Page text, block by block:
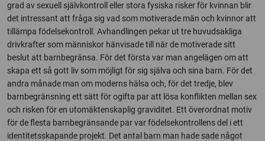
grad av sexuell självkontroll eller stora fysiska risker för kvinnan blir
det intressant att fråga sig vad som motiverade män och kvinnor att
tillämpa födelsekontroll. Avhandlingen pekar ut tre huvudsakliga
drivkrafter som människor hänvisade till när de motiverade sitt
beslut att barnbegränsa. För det första var man angelägen om att
skapa ett så gott liv som möjligt för sig själva och sina barn. För det
andra månade man om moderns hälsa och, för det tredje, blev
barnbegränsning ett sätt för ogifta par att lösa konflikten mellan sex
och risken för en utomäktenskaplig graviditet. Ett överordnat motiv
för de flesta barnbegränsande par var födelsekontrollens del i ett
identitetsskapande projekt. Det antal barn man hade sade något